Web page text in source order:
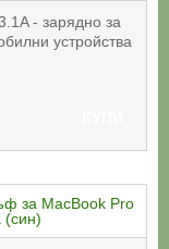
- зарядно за
устройства